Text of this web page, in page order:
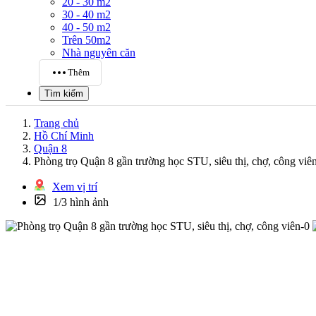
30 - 40 m2
40 - 50 m2
Trên 50m2
Nhà nguyên căn
Thêm
Tìm kiếm
Trang chủ
Hồ Chí Minh
Quận 8
Phòng trọ Quận 8 gần trường học STU, siêu thị, chợ, công
Xem vị trí
1/3 hình ảnh